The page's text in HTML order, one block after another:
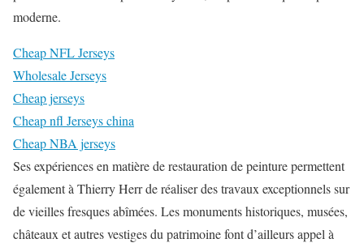
moderne.
Cheap NFL Jerseys
Wholesale Jerseys
Cheap jerseys
Cheap nfl Jerseys china
Cheap NBA jerseys
Ses expériences en matière de restauration de peinture permettent
également à Thierry Herr de réaliser des travaux exceptionnels sur
de vieilles fresques abîmées. Les monuments historiques, musées,
châteaux et autres vestiges du patrimoine font d’ailleurs appel à